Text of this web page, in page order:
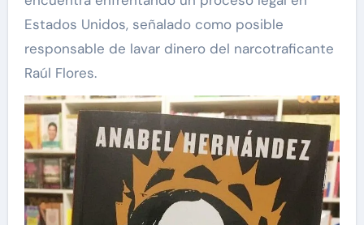
Estados Unidos, señalado como posible
responsable de lavar dinero del narcotraficante
Raúl Flores.